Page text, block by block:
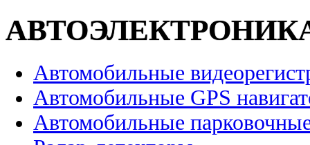
Автомобильные
Автомобильные GPS
Автомобильные